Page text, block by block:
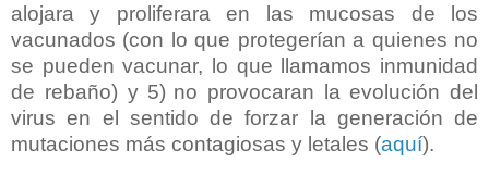
alojara y proliferara en las mucosas de los
vacunados (con lo que protegerían a quienes no
se pueden vacunar, lo que llamamos inmunidad
de rebaño) y 5) no provocaran la evolución del
virus en el sentido de forzar la generación de
mutaciones más contagiosas y letales (aquí).